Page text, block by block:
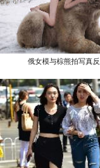
俄女模与棕熊拍写真